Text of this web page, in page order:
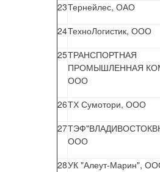
23Тернейлес, ОАО
24ТехноЛогистик, ООО
25ТРАНСПОРТНАЯ
ПРОМЫШЛЕННАЯ
ООО
26ТХ Сумотори, ООО
27
ООО
28УК "Алеут-Марин",